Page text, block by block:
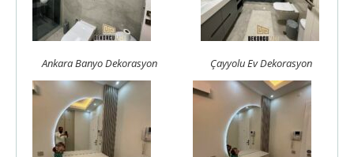
Ankara Banyo Dekorasyon Çayyolu Ev Dekorasyon